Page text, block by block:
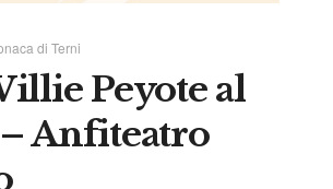
di Terni
Peyote al
Anfiteatro